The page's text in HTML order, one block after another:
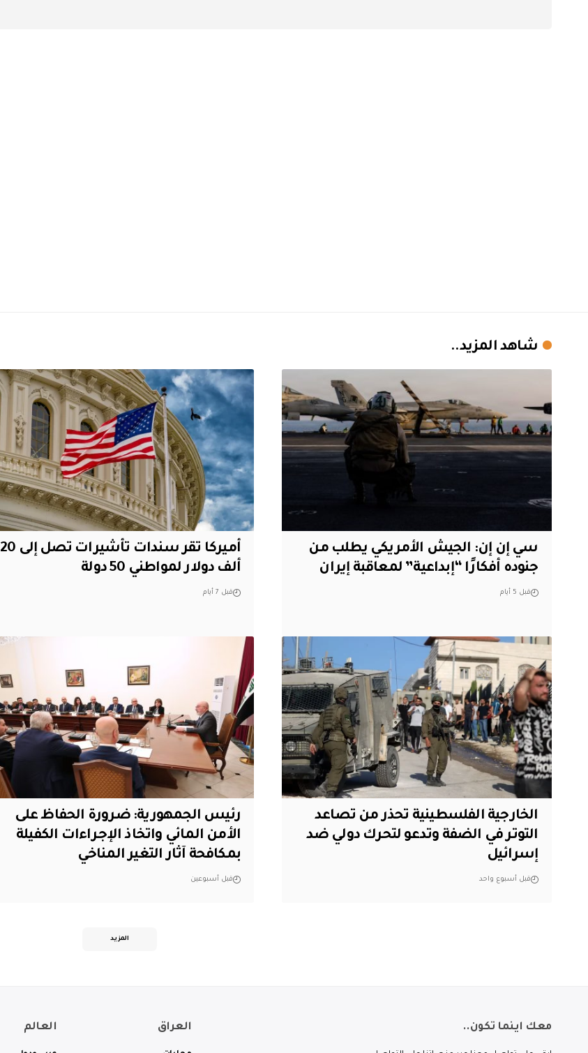
شاهد المزيد..
سي إن إن: الجيش الأمريكي يطلب من
جنوده أفكارًا “إبداعية” لمعاقبة إيران
قبل 5 أيام
أميركا تقر سندات تأشيرات تصل إلى 20
ألف دولار لمواطني 50 دولة
قبل 7 أيام
الخارجية الفلسطينية تحذر من تصاعد
التوتر في الضفة وتدعو لتحرك دولي ضد
إسرائيل
قبل أسبوع واحد
رئيس الجمهورية: ضرورة الحفاظ على
الأمن المائي واتخاذ الإجراءات الكفيلة
بمكافحة آثار التغير المناخي
قبل أسبوعين
المزيد
معك اينما تكون.. العراق العالم